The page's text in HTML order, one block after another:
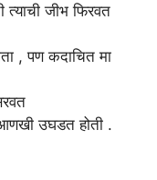
त्याची जीभ फिरवत
, पण कदाचित मा
आणखी उघडत होती .